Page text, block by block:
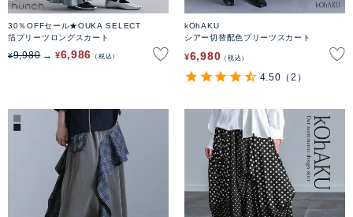
30％OFFセール★OUKA SELECT
箔プリーツロングスカート
¥9,980 ¥6,986 税込
kOhAKU
シアー切替配色プリーツスカート
¥6,980 税込
4.50 （2）